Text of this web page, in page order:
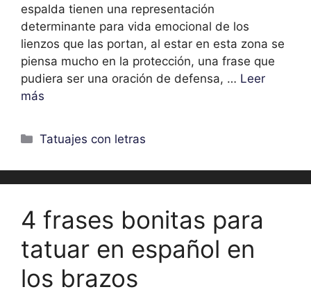
espalda tienen una representación
determinante para vida emocional de los
lienzos que las portan, al estar en esta zona se
piensa mucho en la protección, una frase que
pudiera ser una oración de defensa, … Leer
más
Categorías
Tatuajes con letras
4 frases bonitas para
tatuar en español en
los brazos